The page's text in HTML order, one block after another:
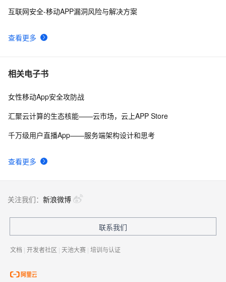
查看更多
互联网安全-移动APP漏洞风险与解决方案
相关电子书
查看更多
女性移动App安全攻防战
汇聚云计算的生态核能——云市场，云上APP Store
千万级用户直播App——服务端架构设计和思考
关注我们： 新浪微博
联系我们
文档 | 开发者社区 | 天池大赛 | 培训与认证